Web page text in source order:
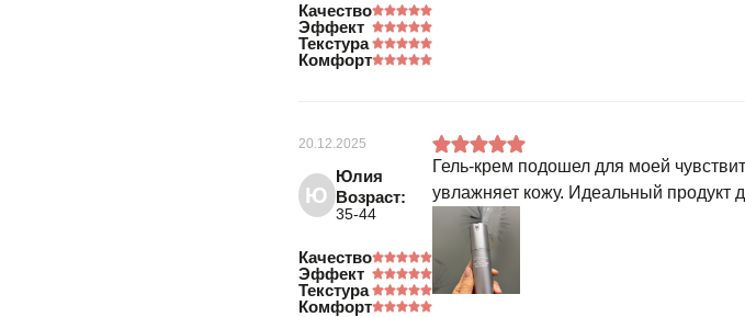
Качество
Эффект
Текстура
Комфорт
20.12.2025
Ю
Юлия
Возраст:
35-44
Качество
Эффект
Текстура
Комфорт
Гель-крем подошел для моей
увлажняет кожу. Идеальный продукт